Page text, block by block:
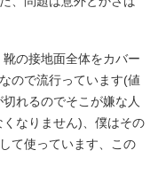
靴の接地面全体をカバー
ので流行っています(値
れるのでそこが嫌な人
なりません)、僕はその
て使っています、この